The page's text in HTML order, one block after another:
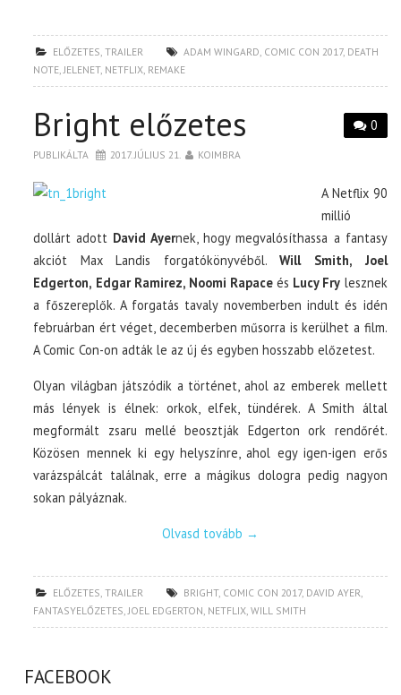
ELŐZETES ,TRAILER ADAM WINGARD COMIC CON 2017, DEATH
NOTE JELENET, NETFLIX REMAKE
0
Bright előzetes
PUBLIKÁLTA 2017. JÚLIUS 21. KOIMBRA
A Netflix 90
millió
dollárt adott David Ayernek, hogy megvalósíthassa a fantasy
akciót Max Landis forgatókönyvéből.Will Smith, Joel
Edgerton, Edgar Ramirez, Noomi Rapaceés Lucy Fry lesznek
a főszereplők. A forgatás tavaly novemberben indult és idén
februárban ért véget, decemberben műsorra is kerülhet a film.
A Comic Con-on adták le az új és egyben hosszabb előzetest.
Olyan világban játszódik a történet, ahol az emberek mellett
más lények is élnek: orkok, elfek, tündérek. A Smith által
megformált zsaru mellé beosztják Edgerton ork rendőrét.
Közösen mennek ki egy helyszínre, ahol egy igen-igen erős
varázspálcát találnak, erre a mágikus dologra pedig nagyon
sokan pályáznak.
Olvasd tovább →
ELŐZETES ,TRAILER BRIGHT, COMIC CON 2017, DAVID AYER
FANTASYELŐZETES JOEL EDGERTON NETFLIX ,WILL SMITH
FACEBOOK